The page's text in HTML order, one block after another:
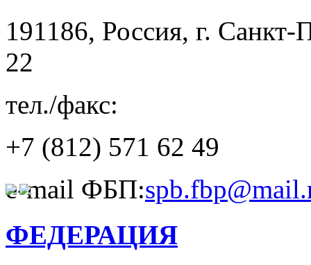
191186, Россия, г.
22
тел./факс:
+7 (812) 571 62 49
e-mail ФБП:
ФЕДЕРАЦИЯ